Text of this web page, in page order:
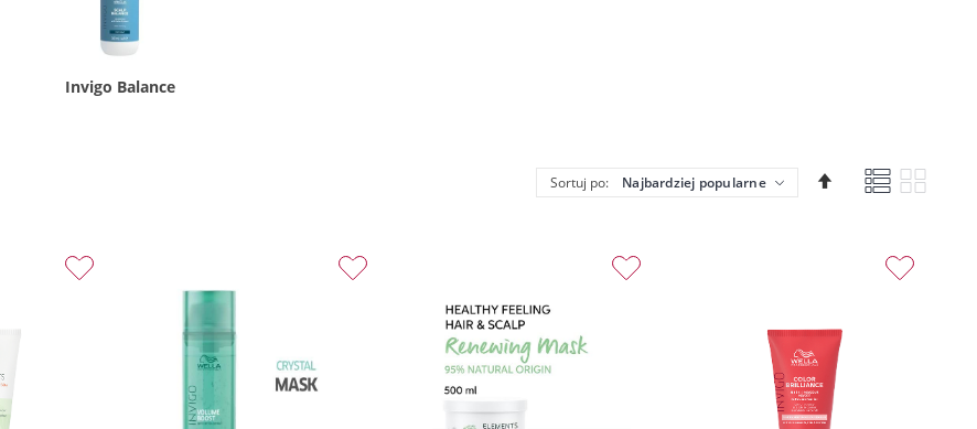
Invigo Balance
Lista
Sortuj po:
Ustaw
kierunek